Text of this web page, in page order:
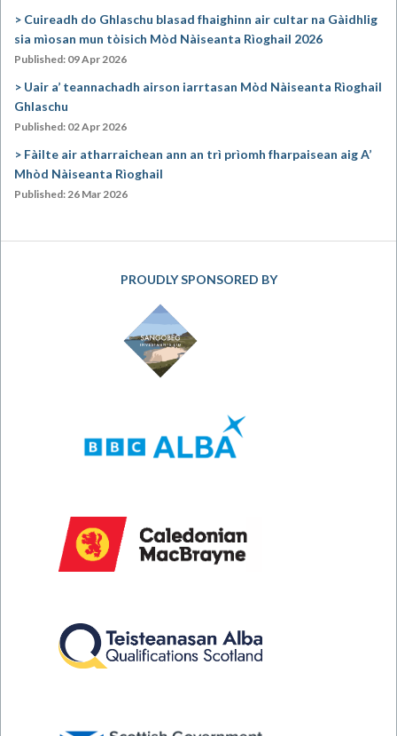
Cuireadh do Ghlaschu blasad fhaighinn air cultar na Gàidhlig
sia mìosan mun tòisich Mòd Nàiseanta Rìoghail 2026
Published: 09 Apr 2026
Uair a’ teannachadh airson iarrtasan Mòd Nàiseanta Rìoghail
Ghlaschu
Published: 02 Apr 2026
Fàilte air atharraichean ann an trì prìomh fharpaisean aig A’
Mhòd Nàiseanta Rìoghail
Published: 26 Mar 2026
PROUDLY SPONSORED BY